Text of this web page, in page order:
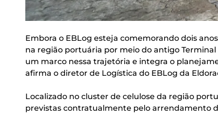
Embora o EBLog esteja comemorando dois
na região portuária por meio do antigo
um marco nessa trajetória e integra o
afirma o diretor de Logística do EBLog da
Localizado no cluster de celulose da região
previstas contratualmente pelo arrendamento